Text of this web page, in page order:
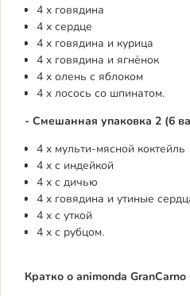
4 x говядина
4 x сердце
4 x говядина и курица
4 x говядина и ягнёнок
4 x олень с яблоком
4 x лосось со шпинатом.
- Смешанная упаковка 2 (6
4 x мульти-мясной коктейль
4 x с индейкой
4 x с дичью
4 x говядина и утиные
4 x с уткой
4 x с рубцом.
Кратко о animonda